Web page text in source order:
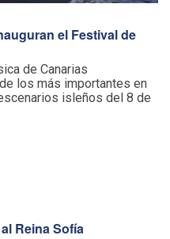
el Festival de
de Canarias
los más importantes en
isleños del 8 de
Reina Sofía